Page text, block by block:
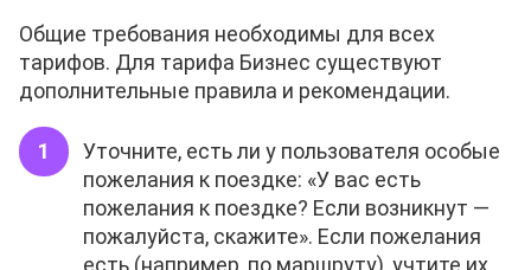
Общие требования необходимы для всех
тарифов. Для тарифа Бизнес существуют
дополнительные правила и рекомендации.
Уточните, есть ли у пользователя особые
пожелания к поездке: «У вас есть
пожелания к поездке? Если возникнут —
пожалуйста, скажите». Если пожелания
есть (например, по маршруту), учтите их.